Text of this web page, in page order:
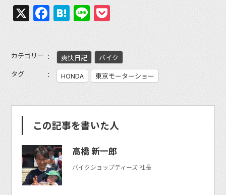
X Facebook
Hatena
Line
カテゴリー 爽快日記
バイク
タグ
HONDA 東京モーターショー
この記事を書いた人
高橋 新一郎
バイクショップティーズ 社長